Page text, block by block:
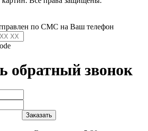
по СМС на Ваш телефон
обратный звонок